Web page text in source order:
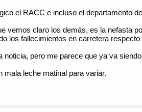
el RACC e incluso el departamento
vemos claro los demás, es la nefasta
los fallecimientos en carretera respecto
noticia, pero me parece que ya va
mala leche matinal para variar.